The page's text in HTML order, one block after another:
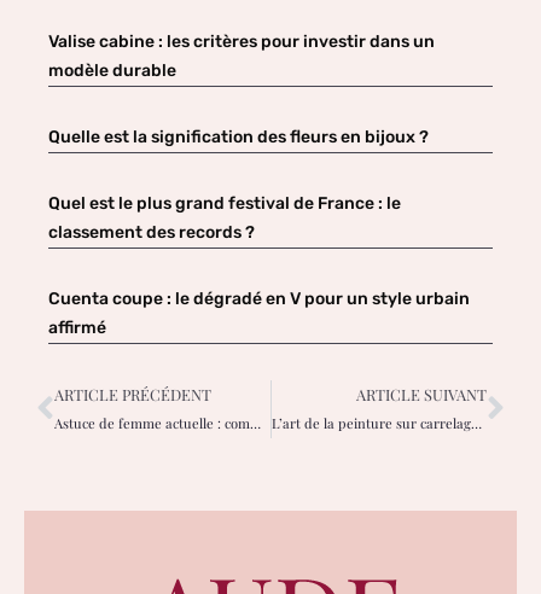
Valise cabine : les critères pour investir dans un
modèle durable
Quelle est la signification des fleurs en bijoux ?
Quel est le plus grand festival de France : le
classement des records ?
Cuenta coupe : le dégradé en V pour un style urbain
affirmé
ARTICLE PRÉCÉDENT
Astuce de femme actuelle : comment garder vos sneakers en tissu toujours propres ?
ARTICLE SUIVANT
L’art de la peinture sur carrelage : une tendance de salle de bain que chaque femme devrait essayer